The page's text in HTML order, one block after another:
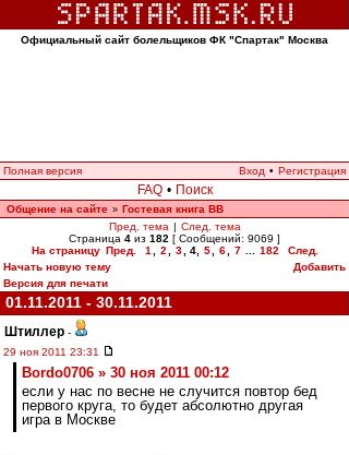
Официальный сайт болельщиков ФК "Спартак" Москва
Полная версия Вход • Регистрация
FAQ • Поиск
Общение на сайте » Гостевая книга ВВ
Пред. тема | След. тема
Страница 4 из 182 [ Сообщений: 9069 ]
На страницу Пред. 1 2 3 4, 5 6 7 182
След.
Начать новую тему
Добавить
Версия для печати
01.11.2011 - 30.11.2011
Штиллер -
29 ноя 2011 23:31
Bordo0706 » 30 ноя 2011 00:12
если у нас по весне не случится повтор бед
первого круга, то будет абсолютно другая
игра в Москве